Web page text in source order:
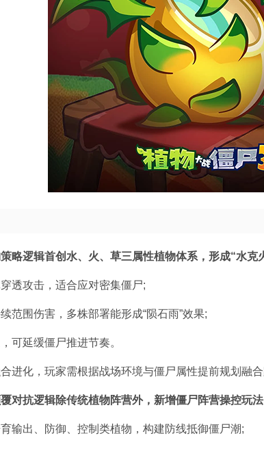
略逻辑首创水、火、草三属性植物体系，形成“水克
透攻击，适合应对密集僵尸;
范围伤害，多株部署能形成“陨石雨”效果;
可延缓僵尸推进节奏。
进化，玩家需根据战场环境与僵尸属性提前规划融
对抗逻辑除传统植物阵营外，新增僵尸阵营操控玩法
输出、防御、控制类植物，构建防线抵御僵尸潮;